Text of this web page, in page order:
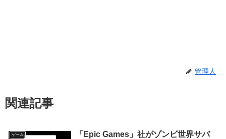
管理人
関連記事
ゲーム
「Epic Games」社がゾンビ世界サバ